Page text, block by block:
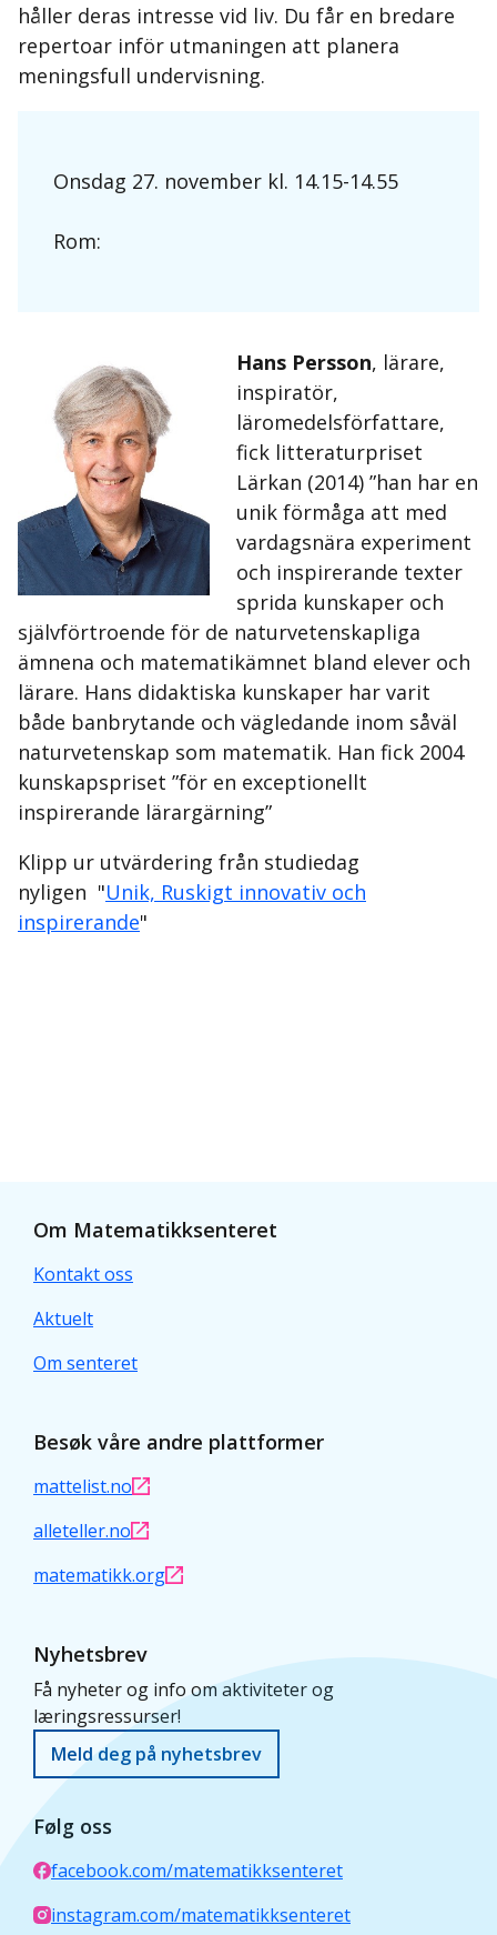
håller deras intresse vid liv. Du får en bredare
repertoar inför utmaningen att planera
meningsfull undervisning.
Onsdag 27. november kl. 14.15-14.55
Rom:
Hans Persson, lärare,
inspiratör,
läromedelsförfattare,
fick litteraturpriset
Lärkan (2014) ”han har en
unik förmåga att med
vardagsnära experiment
och inspirerande texter
sprida kunskaper och
självförtroende för de naturvetenskapliga
ämnena och matematikämnet bland elever och
lärare. Hans didaktiska kunskaper har varit
både banbrytande och vägledande inom såväl
naturvetenskap som matematik. Han fick 2004
kunskapspriset ”för en exceptionellt
inspirerande lärargärning”
Klipp ur utvärdering från studiedag
nyligen "Unik, Ruskigt innovativ och
inspirerande"
Om Matematikksenteret
Kontakt oss
Aktuelt
Om senteret
Besøk våre andre plattformer
mattelist.no
alleteller.no
matematikk.org
Nyhetsbrev
Få nyheter og info om aktiviteter og
læringsressurser!
Meld deg på nyhetsbrev
Følg oss
facebook.com/matematikksenteret
instagram.com/matematikksenteret